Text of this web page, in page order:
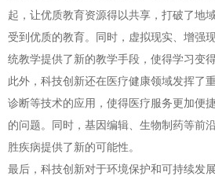
起，让优质教育资源得以共享，打破了地
受到优质的教育。同时，虚拟现实、增强
统教学提供了新的教学手段，使得学习变
此外，科技创新还在医疗健康领域发挥了
诊断等技术的应用，使得医疗服务更加便
的问题。同时，基因编辑、生物制药等前
胜疾病提供了新的可能性。
最后，科技创新对于环境保护和可持续发